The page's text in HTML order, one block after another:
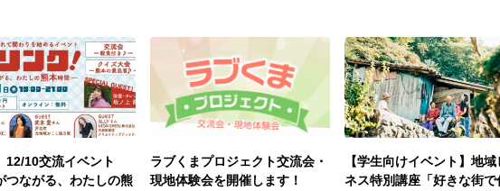
12/10交流イベント
つながる、わたしの熊
ラブくまプロジェクト交流会・
現地体験会を開催します！
【学生向けイベント】地
ネス特別講座「好きな街で